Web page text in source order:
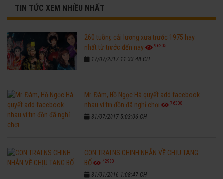
TIN TỨC XEM NHIỀU NHẤT
260 tuồng cải lương xưa trước 1975 hay
nhất từ trước đến nay
96205
17/07/2017 11:33:48 CH
Mr. Đàm, Hồ Ngọc Hà quyết add facebook
nhau vì tin đồn đã nghỉ chơi
76308
31/07/2017 5:03:06 CH
CON TRAI NS CHINH NHẪN VỀ CHỊU TANG
BỐ
42980
31/01/2016 1:08:47 CH